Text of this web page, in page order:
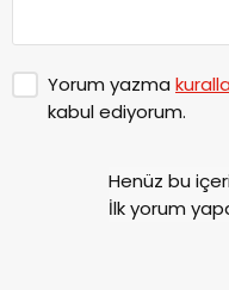
Yorum yazma
kabul ediyorum.
Henüz bu
İlk yorum